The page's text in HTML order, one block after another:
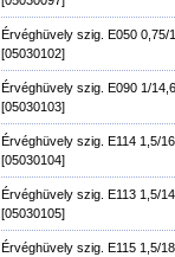
Érvéghüvely szig. E050 0,75/
[05030102]
Érvéghüvely szig. E090 1/
[05030103]
Érvéghüvely szig. E114 1,5/
[05030104]
Érvéghüvely szig. E113 1,5/
[05030105]
Érvéghüvely szig. E115 1,5/